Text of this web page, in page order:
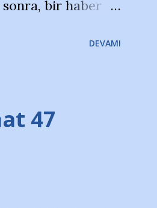
sonra, bir haber
İstanbul
şehrinde
muhterem(!)
DEVAMI
47